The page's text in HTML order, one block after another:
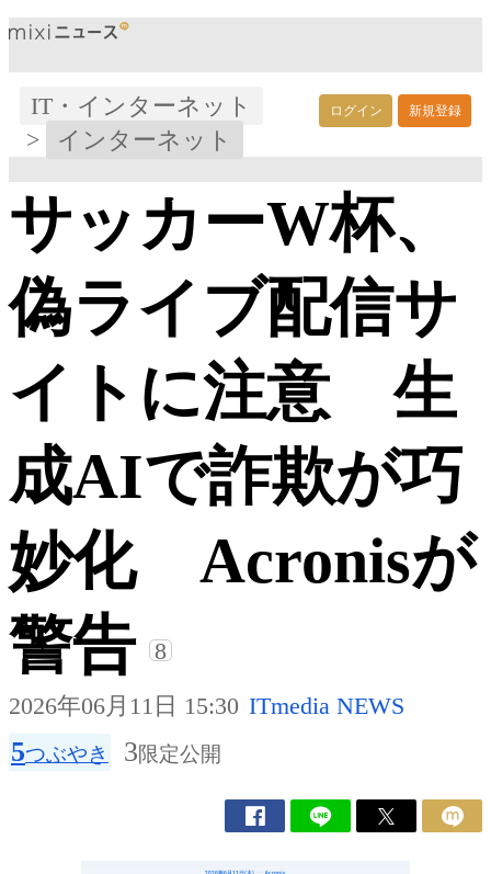
ログイン 新規登録
IT・インターネット
>
インターネット
サッカーW杯、
偽ライブ配信サ
イトに注意 生
成AIで詐欺が巧
妙化 Acronisが
警告
8
2026年06月11日 15:30 ITmedia NEWS
5つぶやき 3限定公開